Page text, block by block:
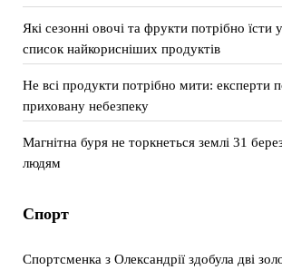
Які сезонні овочі та фрукти потрібно їсти
список найкорисніших продуктів
Не всі продукти потрібно мити: експерти
приховану небезпеку
Магнітна буря не торкнеться землі 31
людям
Спорт
Спортсменка з Олександрії здобула дві